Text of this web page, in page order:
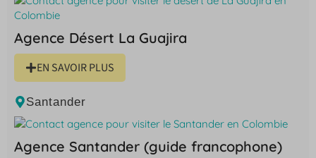
Agence Désert La Guajira
EN SAVOIR PLUS
Santander
Agence Santander (guide francophone)